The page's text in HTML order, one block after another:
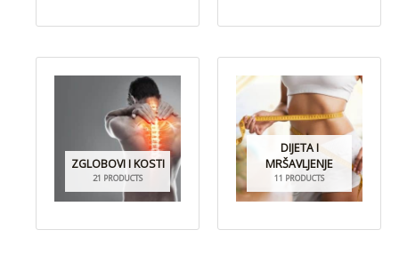
ZGLOBOVI I KOSTI
21 PRODUCTS
DIJETA I
MRŠAVLJENJE
11 PRODUCTS